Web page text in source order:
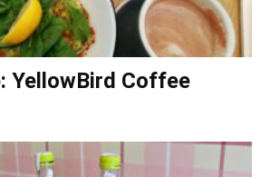
YellowBird Coffee